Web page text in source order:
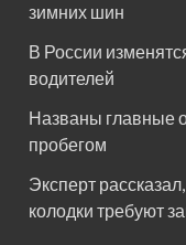
зимних шин
В России
водителей
Названы главные
пробегом
Эксперт
колодки требуют